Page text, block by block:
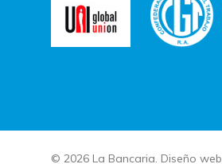
© 2026 La Bancaria. Diseño web